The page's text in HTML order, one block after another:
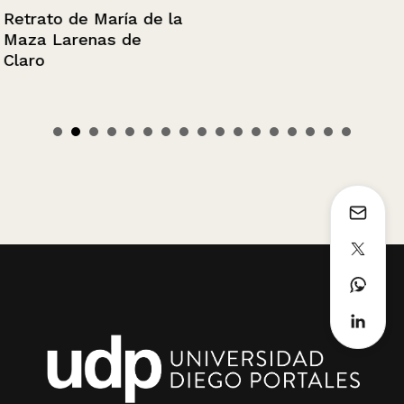
Retrato de María de la
Maza Larenas de
Claro